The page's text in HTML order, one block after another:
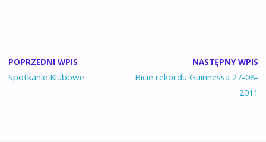
POPRZEDNI WPIS
Spotkanie Klubowe
NASTĘPNY WPIS
Bicie rekordu Guinnessa 27-08-
2011